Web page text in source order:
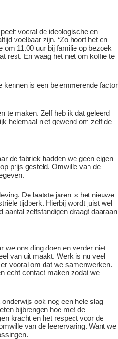
vooral de ideologische en
voelbaar zijn. “Zo hoort het en
om 11.00 uur bij familie op bezoek
rest. En waag het niet om koffie te
kennen is een belemmerende factor
te maken. Zelf heb ik dat geleerd
helemaal niet gewend om zelf de
de fabriek hadden we geen eigen
prijs gesteld. Omwille van de
De laatste jaren is het nieuwe
tijdperk. Hierbij wordt juist wel
aantal zelfstandigen draagt daaraan
we ons ding doen en verder niet.
van uit maakt. Werk is nu veel
vooral om dat we samenwerken.
echt contact maken zodat we
ook nog een hele slag
bijbrengen hoe met de
kracht en het respect voor de
van de leerervaring. Want we